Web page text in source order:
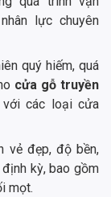
lực chuyên
quý hiếm, quá
cửa gỗ truyền
các loại cửa
đẹp, độ bền,
kỳ, bao gồm
mọt.